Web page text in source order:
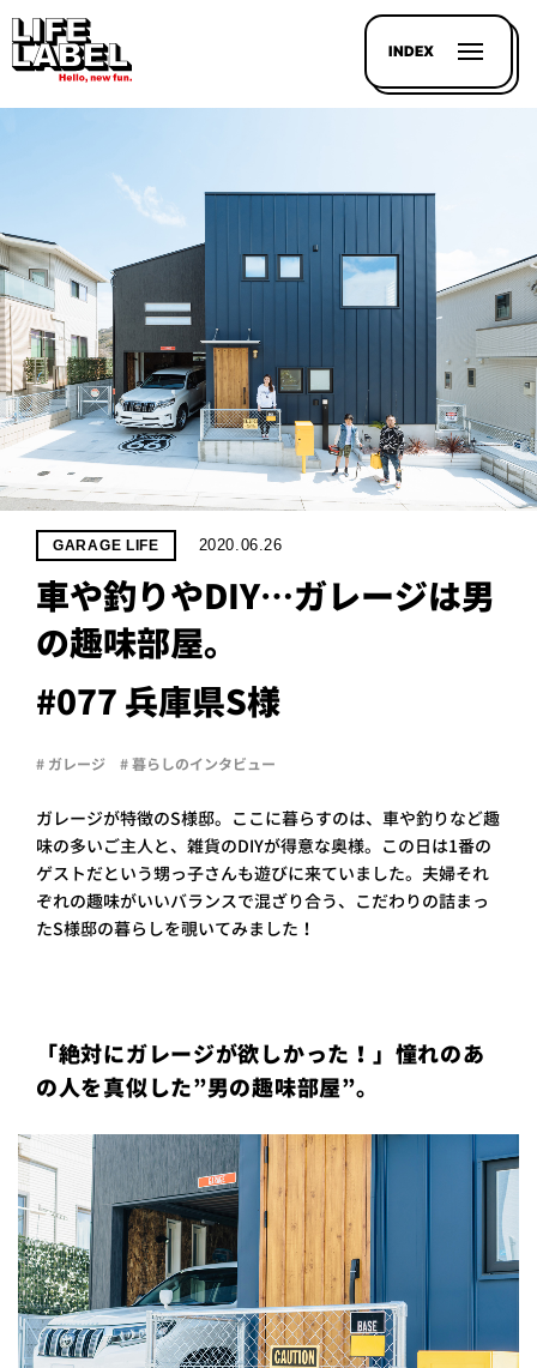
INDEX
記事を
探す
HOUSE
LINE-
WHAT’S
LIFE
はい
いいえ
お問い
合わせ
ポリシ
GARAGE LIFE 2020.06.26
車や釣りやDIY…ガレージは男
の趣味部屋。
#077 兵庫県S様
# ガレージ # 暮らしのインタビュー
ガレージが特徴のS様邸。ここに暮らすのは、車や釣りなど趣
味の多いご主人と、雑貨のDIYが得意な奥様。この日は1番の
ゲストだという甥っ子さんも遊びに来ていました。夫婦それ
ぞれの趣味がいいバランスで混ざり合う、こだわりの詰まっ
たS様邸の暮らしを覗いてみました！
「絶対にガレージが欲しかった！」憧れのあ
の人を真似した”男の趣味部屋”。